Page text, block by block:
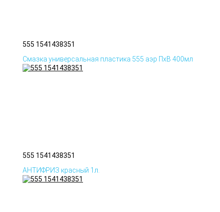
555 1541438351
Смазка универсальная пластика 555 аэр ПхВ 400мл
555 1541438351
АНТИФРИЗ красный 1л.